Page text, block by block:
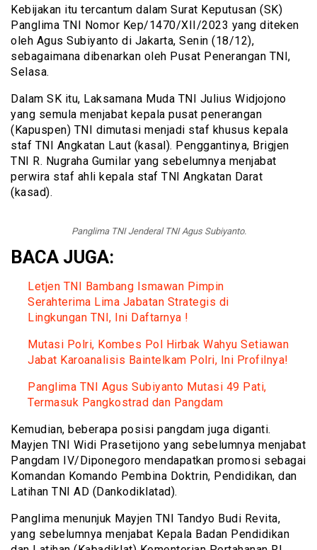
Kebijakan itu tercantum dalam Surat Keputusan (SK)
Panglima TNI Nomor Kep/1470/XII/2023 yang diteken
oleh Agus Subiyanto di Jakarta, Senin (18/12),
sebagaimana dibenarkan oleh Pusat Penerangan TNI,
Selasa.
Dalam SK itu, Laksamana Muda TNI Julius Widjojono
yang semula menjabat kepala pusat penerangan
(Kapuspen) TNI dimutasi menjadi staf khusus kepala
staf TNI Angkatan Laut (kasal). Penggantinya, Brigjen
TNI R. Nugraha Gumilar yang sebelumnya menjabat
perwira staf ahli kepala staf TNI Angkatan Darat
(kasad).
Panglima TNI Jenderal TNI Agus Subiyanto.
BACA JUGA:
Letjen TNI Bambang Ismawan Pimpin
Serahterima Lima Jabatan Strategis di
Lingkungan TNI, Ini Daftarnya !
Mutasi Polri, Kombes Pol Hirbak Wahyu Setiawan
Jabat Karoanalisis Baintelkam Polri, Ini Profilnya!
Panglima TNI Agus Subiyanto Mutasi 49 Pati,
Termasuk Pangkostrad dan Pangdam
Kemudian, beberapa posisi pangdam juga diganti.
Mayjen TNI Widi Prasetijono yang sebelumnya menjabat
Pangdam IV/Diponegoro mendapatkan promosi sebagai
Komandan Komando Pembina Doktrin, Pendidikan, dan
Latihan TNI AD (Dankodiklatad).
Panglima menunjuk Mayjen TNI Tandyo Budi Revita,
yang sebelumnya menjabat Kepala Badan Pendidikan